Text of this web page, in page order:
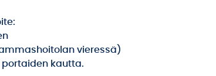
vieressä)
portaiden kautta.